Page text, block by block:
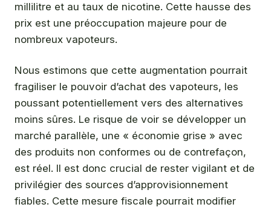
millilitre et au taux de nicotine. Cette hausse des
prix est une préoccupation majeure pour de
nombreux vapoteurs.
Nous estimons que cette augmentation pourrait
fragiliser le pouvoir d’achat des vapoteurs, les
poussant potentiellement vers des alternatives
moins sûres. Le risque de voir se développer un
marché parallèle, une « économie grise » avec
des produits non conformes ou de contrefaçon,
est réel. Il est donc crucial de rester vigilant et de
privilégier des sources d’approvisionnement
fiables. Cette mesure fiscale pourrait modifier